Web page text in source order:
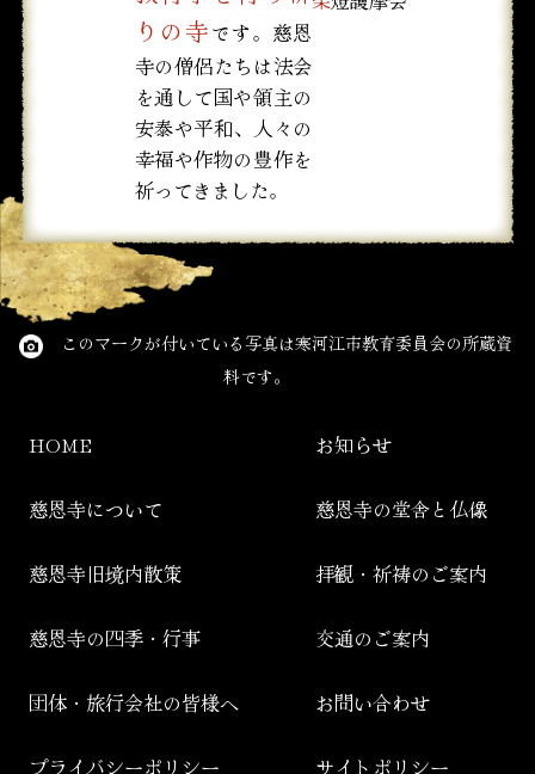
りの寺です。慈恩
寺の僧侶たちは法会
を通して国や領主の
安泰や平和、人々の
幸福や作物の豊作を
祈ってきました。
このマークが付いている写真は寒河江市教育委員会の所蔵資
料です。
HOME
慈恩寺について
慈恩寺旧境内散策
慈恩寺の四季・行事
団体・旅行会社の皆様へ
プライバシーポリシー
お知らせ
慈恩寺の堂舎と仏像
拝観・祈祷のご案内
交通のご案内
お問い合わせ
サイトポリシー